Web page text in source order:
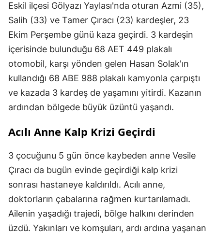
Eskil ilçesi Gölyazı Yaylası'nda oturan Azmi (35),
Salih (33) ve Tamer Çıracı (23) kardeşler, 23
Ekim Perşembe günü kaza geçirdi. 3 kardeşin
içerisinde bulunduğu 68 AET 449 plakalı
otomobil, karşı yönden gelen Hasan Solak'ın
kullandığı 68 ABE 988 plakalı kamyonla çarpıştı
ve kazada 3 kardeş de yaşamını yitirdi. Kazanın
ardından bölgede büyük üzüntü yaşandı.
Acılı Anne Kalp Krizi Geçirdi
3 çocuğunu 5 gün önce kaybeden anne Vesile
Çıracı da bugün evinde geçirdiği kalp krizi
sonrası hastaneye kaldırıldı. Acılı anne,
doktorların çabalarına rağmen kurtarılamadı.
Ailenin yaşadığı trajedi, bölge halkını derinden
üzdü. Yakınları ve komşuları, ardı ardına yaşanan